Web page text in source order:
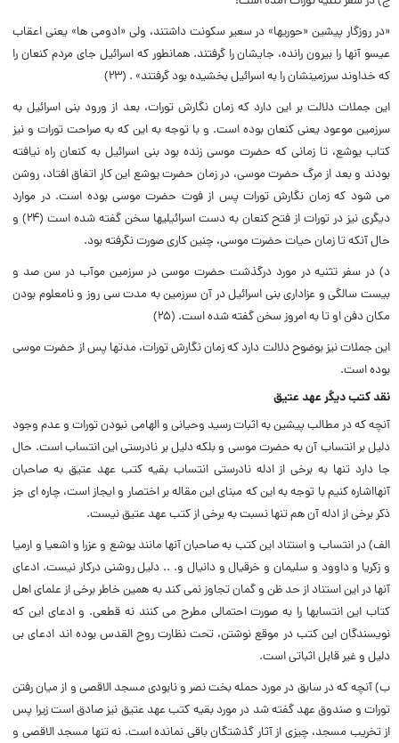
«در روزگار پیشین «حوریها» در سعیر سکونت داشتند، ولى «ادومى ها» یعنى اعقاب
عیسو آنها را بیرون رانده، جایشان را گرفتند. همانطور که اسرائیل جاى مردم کنعان را
که خداوند سرزمینشان را به اسرائیل بخشیده بود گرفتند» . (۲۳)
این جملات دلالت بر این دارد که زمان نگارش تورات، بعد از ورود بنى اسرائیل به
سرزمین موعود یعنى کنعان بوده است. و با توجه به این که به صراحت تورات و نیز
کتاب یوشع، تا زمانى که حضرت موسى زنده بود بنى اسرائیل به کنعان راه نیافته
بودند و بعد از مرگ حضرت موسى، در زمان حضرت یوشع این کار اتفاق افتاد، روشن
مى شود که زمان نگارش تورات پس از فوت حضرت موسى بوده است. در موارد
دیگرى نیز در تورات از فتح کنعان به دست اسرائیلیها سخن گفته شده است (۲۴) و
حال آنکه تا زمان حیات حضرت موسى، چنین کارى صورت نگرفته بود.
د) در سفر تثنیه در مورد درگذشت حضرت موسى در سرزمین موآب در سن صد و
بیست سالگى و عزادارى بنى اسرائیل در آن سرزمین به مدت سى روز و نامعلوم بودن
مکان دفن او تا به امروز سخن گفته شده است. (۲۵)
این جملات نیز بوضوح دلالت دارد که زمان نگارش تورات، مدتها پس از حضرت موسى
بوده است.
نقد کتب دیگر عهد عتیق
آنچه که در مطالب پیشین به اثبات رسید وحیانى و الهامى نبودن تورات و عدم وجود
دلیل بر انتساب آن به حضرت موسى و بلکه دلیل بر نادرستى این انتساب است. حال
جا دارد تنها به برخى از ادله نادرستى انتساب بقیه کتب عهد عتیق به صاحبان
آنهااشاره کنیم با توجه به این که مبناى این مقاله بر اختصار و ایجاز است، چاره اى جز
ذکر برخى از ادله آن هم تنها نسبت به برخى از کتب عهد عتیق نیست.
الف) در انتساب و استناد این کتب به صاحبان آنها مانند یوشع و عزرا و اشعیا و ارمیا
و زکریا و داوود و سلیمان و خرقیال و دانیال و. .. دلیل روشنى درکار نیست. ادعاى
آنها در این استناد از حد ظن و گمان تجاوز نمى کند به همین خاطر برخى از علماى اهل
کتاب این انتسابها را به صورت احتمالى مطرح مى کنند نه قطعى. و ادعاى این که
نویسندگان این کتب در موقع نوشتن، تحت نظارت روح القدس بوده اند ادعاى بى
دلیل و غیر قابل اثباتى است.
ب) آنچه که در سابق در مورد حمله بخت نصر و نابودى مسجد الاقصى و از میان رفتن
تورات و صندوق عهد گفته شد در مورد بقیه کتب عهد عتیق نیز صادق است زیرا پس
از تخریب مسجد، چیزى از آثار گذشتگان باقى نمانده است. نه تنها مسجد الاقصى و